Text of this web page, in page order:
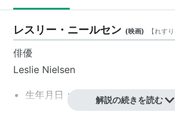
レスリー・ニールセン (映画) 【れす
俳優
Leslie Nielsen
生年月日：1926年02月11日
没年月日：2010年11月28日
解説の続きを読む